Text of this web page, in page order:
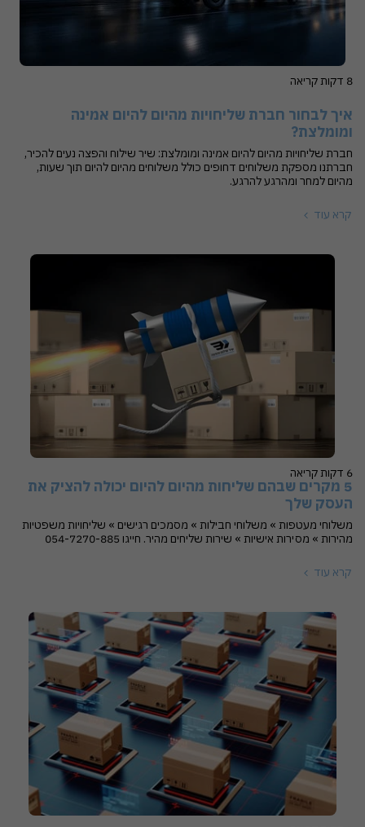
8 דקות קריאה
איך לבחור חברת שליחויות מהיום להיום אמינה
ומומלצת?
חברת שליחויות מהיום להיום אמינה ומומלצת: שיר שילוח והפצה נעים להכיר,
חברתנו מספקת משלוחים דחופים כולל משלוחים מהיום להיום תוך שעות,
מהיום למחר ומהרגע להרגע.
קרא עוד
6 דקות קריאה
5 מקרים שבהם שליחות מהיום להיום יכולה להציק את
העסק שלך
משלוחי מעטפות » משלוחי חבילות » מסמכים רגישים » שליחויות משפטיות
מהירות » מסירות אישיות » שירות שליחים מהיר. חייגו 054-7270-885
קרא עוד